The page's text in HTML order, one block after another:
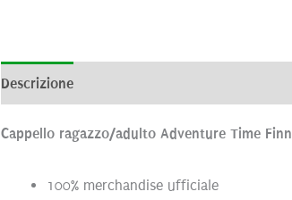
Descrizione
Cappello ragazzo/adulto Adventure Time Finn
100% merchandise ufficiale